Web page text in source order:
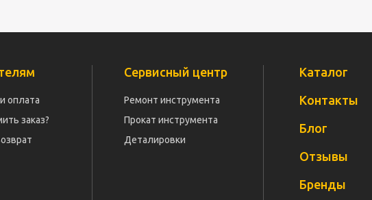
оплата
заказ?
Сервисный центр
Ремонт инструмента
Прокат инструмента
Деталировки
Каталог
Контакты
Блог
Отзывы
Бренды